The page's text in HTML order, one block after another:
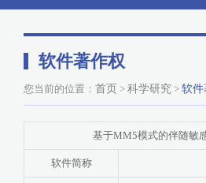
软件著作权
您当前的位置： 首页 > 科学研究 > 软件
基于MM5模式的伴随敏
软件简称